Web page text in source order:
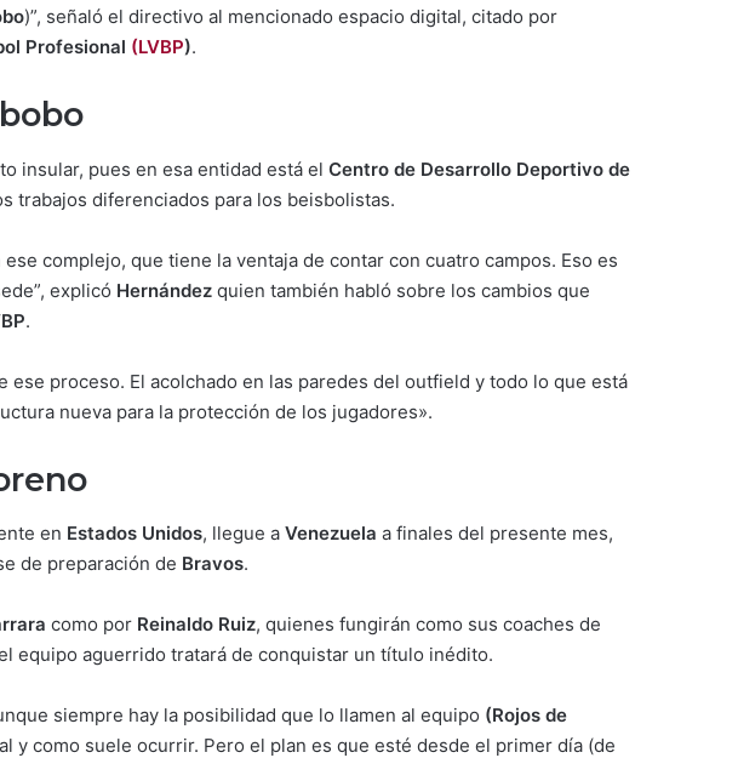
)”, señaló el directivo al mencionado espacio digital, citado por
Profesional (LVBP).
insular, pues en esa entidad está el Centro de Desarrollo Deportivo de
trabajos diferenciados para los beisbolistas.
ese complejo, que tiene la ventaja de contar con cuatro campos. Eso es
explicó Hernández quien también habló sobre los cambios que
.
proceso. El acolchado en las paredes del outfield y todo lo que está
nueva para la protección de los jugadores».
en Estados Unidos, llegue a Venezuela a finales del presente mes,
de preparación de Bravos.
como por Reinaldo Ruiz, quienes fungirán como sus coaches de
equipo aguerrido tratará de conquistar un título inédito.
siempre hay la posibilidad que lo llamen al equipo (Rojos de
y como suele ocurrir. Pero el plan es que esté desde el primer día (de